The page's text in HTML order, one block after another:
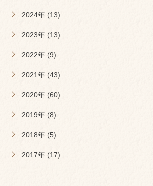
2024年 (13)
2023年 (13)
2022年 (9)
2021年 (43)
2020年 (60)
2019年 (8)
2018年 (5)
2017年 (17)